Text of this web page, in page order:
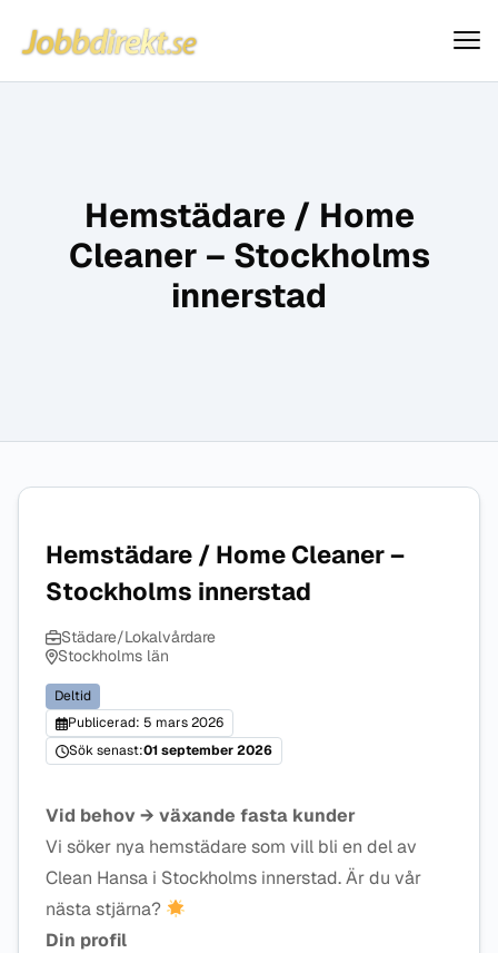
Hoppa till innehåll
Jobbdirekt
Hemstädare / Home
Cleaner – Stockholms
innerstad
Hemstädare / Home Cleaner –
Stockholms innerstad
Städare/Lokalvårdare
Stockholms län
Deltid
Publicerad: 5 mars 2026
Sök senast:01 september 2026
Vid behov → växande fasta kunder
Vi söker nya hemstädare som vill bli en del av
Clean Hansa i Stockholms innerstad. Är du vår
nästa stjärna?
Din profil